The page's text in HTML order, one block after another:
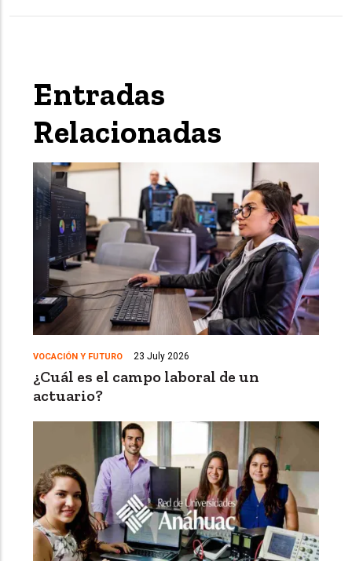
Entradas
Relacionadas
VOCACIÓN Y FUTURO 23 July 2026
¿Cuál es el campo laboral de un
actuario?